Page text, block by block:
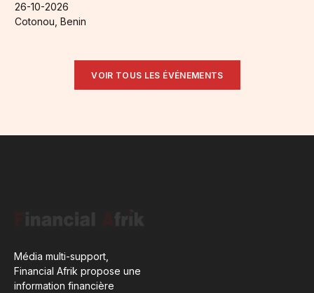
26-10-2026
Cotonou, Benin
VOIR TOUS LES ÉVÉNEMENTS
Média multi-support,
Financial Afrik propose une
information financière